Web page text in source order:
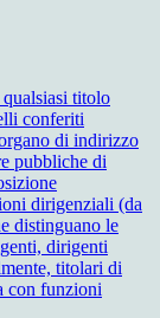
titolo
conferiti
di indirizzo
pubbliche di
dirigenziali (da
distinguano le
dirigenti
titolari di
con funzioni